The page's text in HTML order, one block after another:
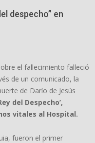
despecho” en
el fallecimiento falleció
de un comunicado, la
de Darío de Jesús
del Despecho’,
vitales al Hospital.
fueron el primer